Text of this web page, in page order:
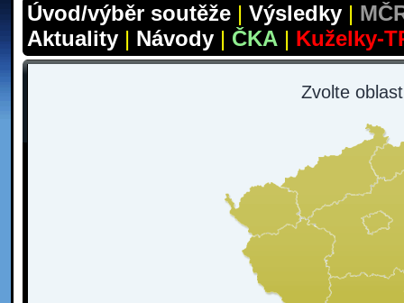
Úvod/výběr soutěže| Výsledky|
Aktuality| Návody | ČKA| Kuželky-
Zvolte